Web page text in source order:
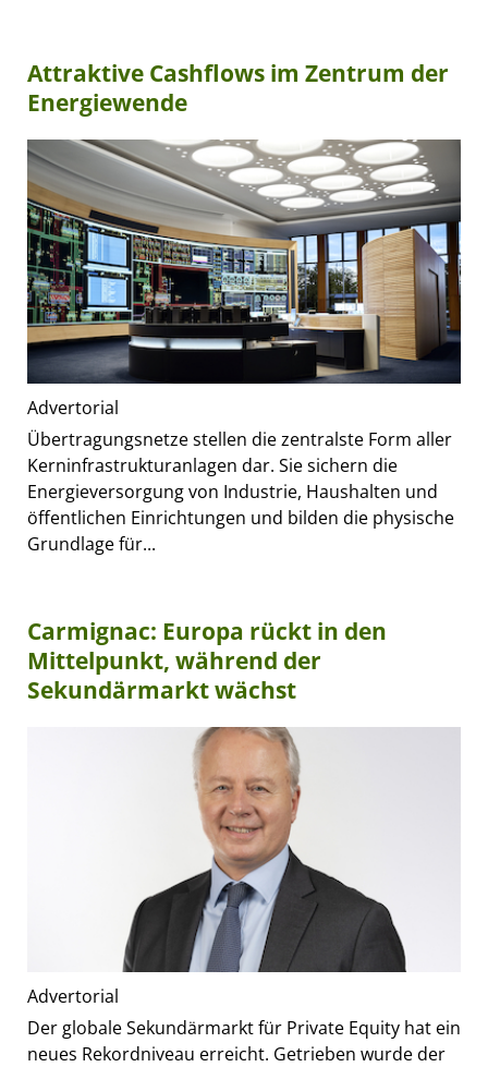
Attraktive Cashflows im Zentrum der
Energiewende
Advertorial
Übertragungsnetze stellen die zentralste Form aller
Kerninfrastrukturanlagen dar. Sie sichern die
Energieversorgung von Industrie, Haushalten und
öffentlichen Einrichtungen und bilden die physische
Grundlage für...
Carmignac: Europa rückt in den
Mittelpunkt, während der
Sekundärmarkt wächst
Advertorial
Der globale Sekundärmarkt für Private Equity hat ein
neues Rekordniveau erreicht. Getrieben wurde der